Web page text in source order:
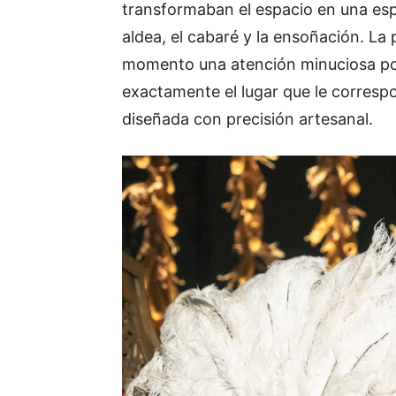
transformaban el espacio en una
aldea, el cabaré y la ensoñación.
momento una atención minuciosa
exactamente el lugar que le
diseñada con precisión artesanal.